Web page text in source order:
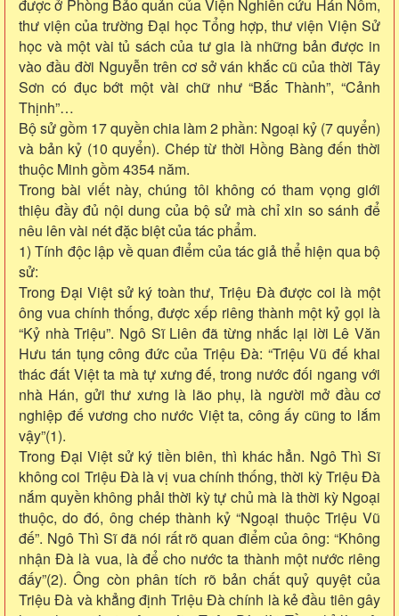
được ở Phòng Bảo quản của Viện Nghiên cứu Hán Nôm,
thư viện của trường Đại học Tổng hợp, thư viện Viện Sử
học và một vài tủ sách của tư gia là những bản được in
vào đầu đời Nguyễn trên cơ sở ván khắc cũ của thời Tây
Sơn có đục bớt một vài chữ như “Bắc Thành”, “Cảnh
Thịnh”…
Bộ sử gồm 17 quyền chia làm 2 phần: Ngoại kỷ (7 quyển)
và bản kỷ (10 quyển). Chép từ thời Hồng Bàng đến thời
thuộc Minh gồm 4354 năm.
Trong bài viết này, chúng tôi không có tham vọng giới
thiệu đầy đủ nội dung của bộ sử mà chỉ xin so sánh để
nêu lên vài nét đặc biệt của tác phẩm.
1) Tính độc lập về quan điểm của tác giả thể hiện qua bộ
sử:
Trong Đại Việt sử ký toàn thư, Triệu Đà được coi là một
ông vua chính thống, được xếp riêng thành một kỷ gọi là
“Kỷ nhà Triệu”. Ngô Sĩ Liên đã từng nhắc lại lời Lê Văn
Hưu tán tụng công đức của Triệu Đà: “Triệu Vũ đế khai
thác đất Việt ta mà tự xưng đế, trong nước đối ngang với
nhà Hán, gửi thư xưng là lão phụ, là người mở đầu cơ
nghiệp đế vương cho nước Việt ta, công ấy cũng to lắm
vậy”(1).
Trong Đại Việt sử ký tiền biên, thì khác hẳn. Ngô Thì Sĩ
không coi Triệu Đà là vị vua chính thống, thời kỳ Triệu Đà
nắm quyền không phải thời kỳ tự chủ mà là thời kỳ Ngoại
thuộc, do đó, ông chép thành kỷ “Ngoại thuộc Triệu Vũ
đế”. Ngô Thì Sĩ đã nói rất rõ quan điểm của ông: “Không
nhận Đà là vua, là để cho nước ta thành một nước riêng
đấy”(2). Ông còn phân tích rõ bản chất quỷ quyệt của
Triệu Đà và khẳng định Triệu Đà chính là kẻ đầu tiên gây